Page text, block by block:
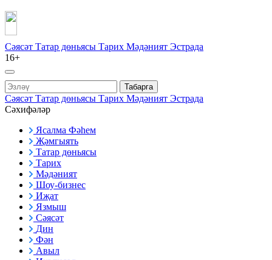
Сәясәт Татар дөньясы Тарих Мәдәният Эстрада
16+
Табарга
Сәясәт Татар дөньясы Тарих Мәдәният Эстрада
Сәхифәләр
Ясалма Фәһем
Җәмгыять
Татар дөньясы
Тарих
Мәдәният
Шоу-бизнес
Иҗат
Язмыш
Сәясәт
Дин
Фән
Авыл